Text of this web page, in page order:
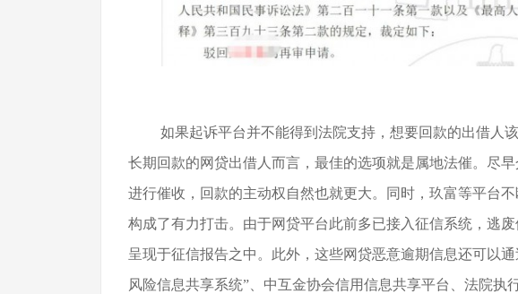
如果起诉平台并不能得到法院支持，想要回款的出借人
长期回款的网贷出借人而言，最佳的选项就是属地法催。尽
进行催收，回款的主动权自然也就更大。同时，玖富等平台
构成了有力打击。由于网贷平台此前多已接入征信系统，逃
呈现于征信报告之中。此外，这些网贷恶意逾期信息还可以
风险信息共享系统”、中互金协会信用信息共享平台、法院执